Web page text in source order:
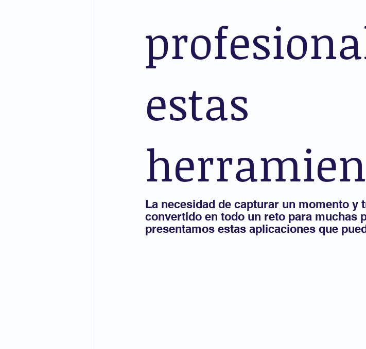
estas
La necesidad de capturar un momento y
convertido en todo un reto para muchas
presentamos estas aplicaciones que